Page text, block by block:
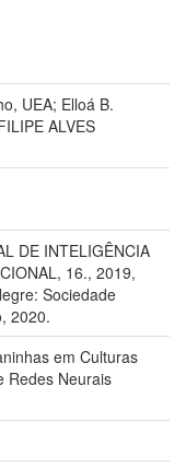
UEA; Elloá B.
ALVES
DE INTELIGÊNCIA
16., 2019,
Sociedade
2020.
em Culturas
Redes Neurais